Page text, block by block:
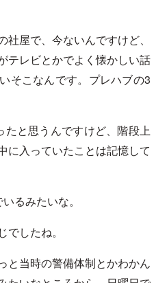
屋で、今ないんですけど、
テレビとかでよく懐かしい話
そこなんです。プレハブの3
と思うんですけど、階段上
に入っていたことは記憶して
るみたいな。
したね。
と当時の警備体制とかわかん